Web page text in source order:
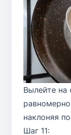
Вылейте на
наклоняя
Шаг 11: